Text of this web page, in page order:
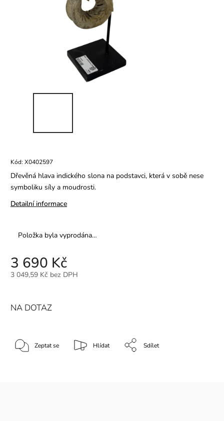
Kód: X0402597
Dřevěná hlava indického slona na podstavci, která v sobě nese
symboliku síly a moudrosti.
Detailní informace
Položka byla vyprodána…
3 690 Kč
3 049,59 Kč bez DPH
NA DOTAZ
Zeptat se Hlídat Sdílet